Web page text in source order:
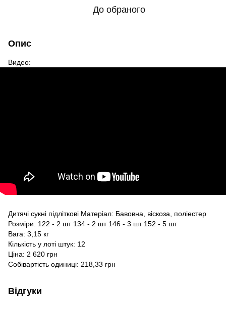
До обраного
Опис
Видео:
Дитячі сукні підліткові Матеріал: Бавовна, віскоза, поліестер
Розміри: 122 - 2 шт 134 - 2 шт 146 - 3 шт 152 - 5 шт
Вага: 3,15 кг
Кількість у лоті штук: 12
Ціна: 2 620 грн
Собівартість одиниці: 218,33 грн
Відгуки